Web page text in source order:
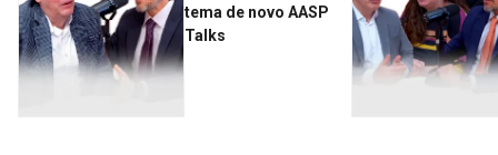
tema de novo AASP
Talks